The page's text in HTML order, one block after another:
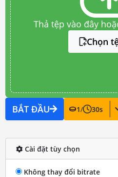
Thả tệp vào đây
Chọn
BẮT ĐẦU 1/ 30s
Cài đặt tùy chọn
Không thay đổi bitrate